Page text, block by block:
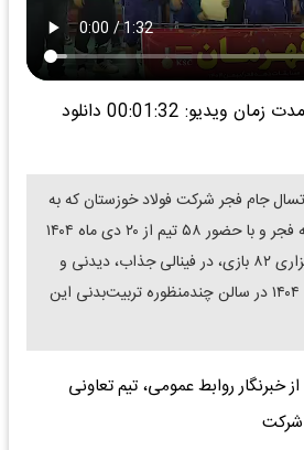
مدت زمان ویدیو: 00:01:32
دانلود
جام فجر شرکت فولاد خوزستان که به
مناسبت گرامی‌داشت دهه فجر و با حضور ۵۸ تیم از ۲۰ دی ماه ۱۴۰۴
شروع شده بود بعد از برگزاری ۸۲ بازی، در فینالی جذاب، دیدنی و
نزدیک که روز ۲۰ بهمن‌ماه ۱۴۰۴ در سالن چندمنظوره تربیت‌بدنی این
از خبرنگار روابط عمومی، تیم تعاونی
شرکت